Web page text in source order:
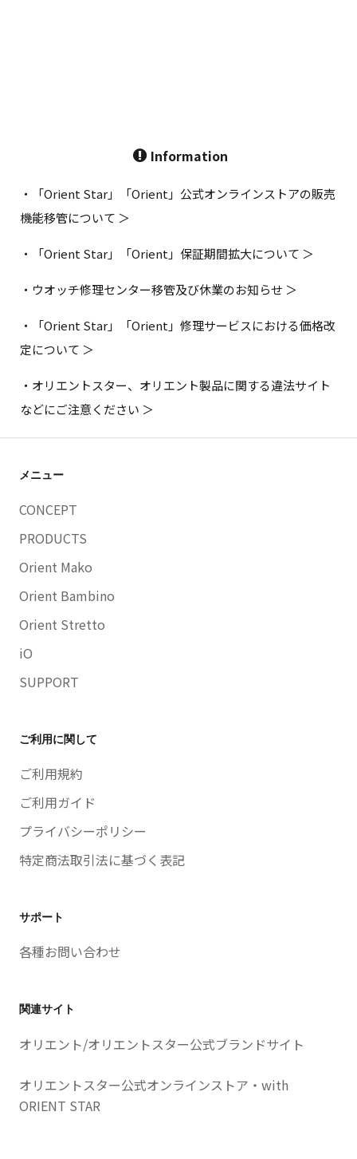
Information
・「Orient Star」「Orient」公式オンラインストアの販売
機能移管について ＞
・「Orient Star」「Orient」保証期間拡大について ＞
・ウオッチ修理センター移管及び休業のお知らせ ＞
・「Orient Star」「Orient」修理サービスにおける価格改
定について ＞
・オリエントスター、オリエント製品に関する違法サイト
などにご注意ください ＞
メニュー
CONCEPT
PRODUCTS
Orient Mako
Orient Bambino
Orient Stretto
iO
SUPPORT
ご利用に関して
ご利用規約
ご利用ガイド
プライバシーポリシー
特定商法取引法に基づく表記
サポート
各種お問い合わせ
関連サイト
オリエント/オリエントスター公式ブランドサイト
オリエントスター公式オンラインストア・with
ORIENT STAR